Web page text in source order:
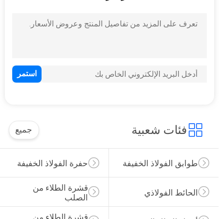
فئات شعبية جميع
حفرة الفولاذ الخفيفة طوابق الفولاذ الخفيفة
قشرة الطلاء من
الصلب
الحائط الفولاذي
قشرة الطلاء من